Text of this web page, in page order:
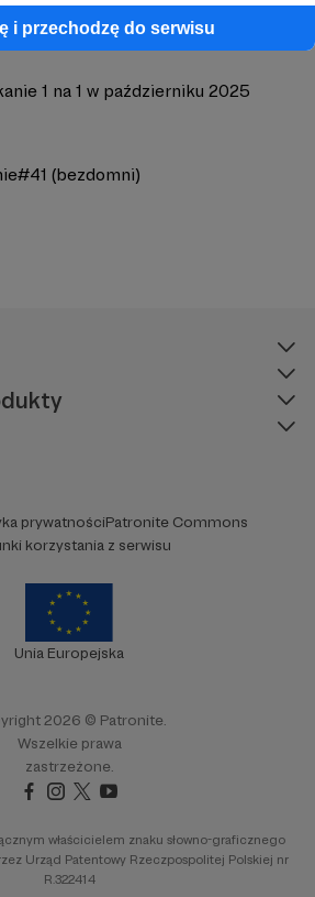
i przechodzę do serwisu
Dnia na październik 2025
1 na 1 w październiku 2025
(bezdomni)
prywatnościPatronite Commons
korzystania z serwisu
Unia Europejska
2026 © Patronite.
Wszelkie prawa
zastrzeżone.
właścicielem znaku słowno-graficznego
Urząd Patentowy Rzeczpospolitej Polskiej nr
R.322414